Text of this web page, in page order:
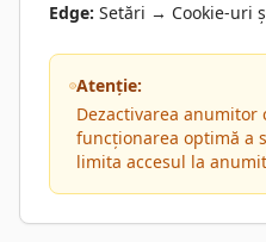
Edge: Setări → Cookie-uri
Atenție:
Dezactivarea anumitor
funcționarea optimă a
limita accesul la